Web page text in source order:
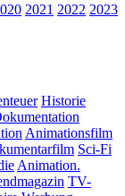
2021 2022 2023
Historie
Animationsfilm
Sci-Fi
Animation.
TV-